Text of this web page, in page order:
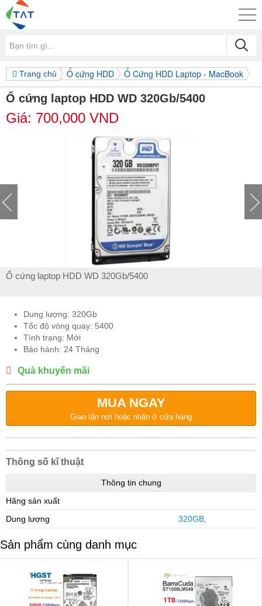
Trang chủ Ổ cứng HDD Ổ Cứng HDD Laptop - MacBook
Ổ cứng laptop HDD WD 320Gb/5400
Giá: 700,000 VND
Ổ cứng laptop HDD WD 320Gb/5400
Dung lượng: 320Gb
Tốc độ vòng quay: 5400
Tình trạng: Mới
Bảo hành: 24 Tháng
Quà khuyến mãi
MUA NGAY
Giao tận nơi hoặc nhận ở cửa hàng
Thông số kĩ thuật
Thông tin chung
Hãng sản xuất
Dung lượng
320GB
Sản phẩm cùng danh mục